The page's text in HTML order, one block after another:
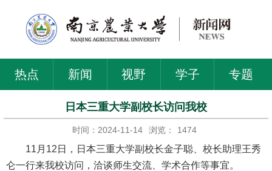
热点 新闻 视野 学子 专题
日本三重大学副校长访问我校
时间：2024-11-14 浏览： 1474
11月12日，日本三重大学副校长金子聪、校长助理王秀
仑一行来我校访问，洽谈师生交流、学术合作等事宜。